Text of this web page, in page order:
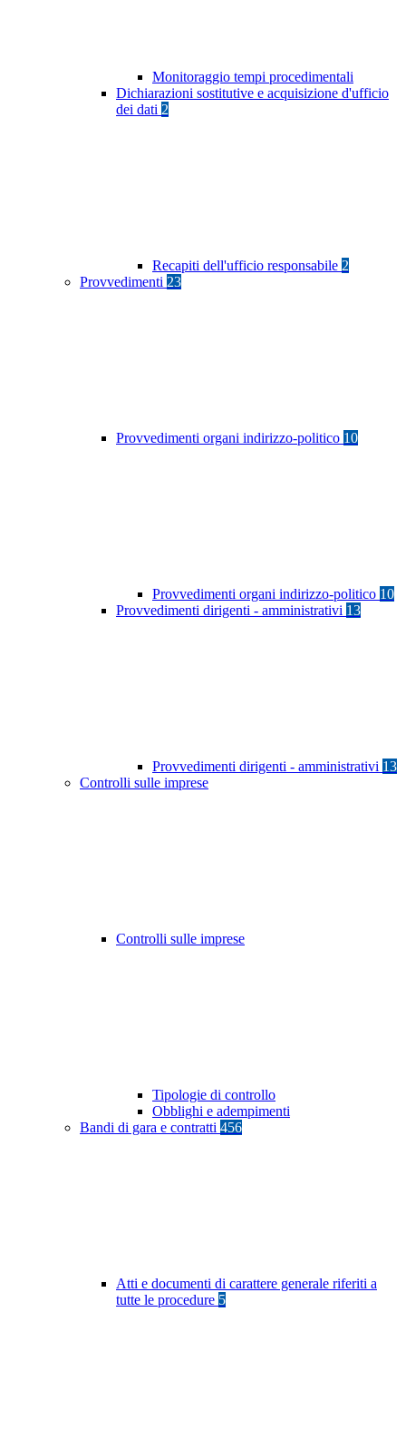
Monitoraggio tempi procedimentali
Dichiarazioni sostitutive e acquisizione d'ufficio
dei dati 2
Recapiti dell'ufficio responsabile 2
Provvedimenti 23
Provvedimenti organi indirizzo-politico 10
Provvedimenti organi indirizzo-politico 10
Provvedimenti dirigenti - amministrativi 13
Provvedimenti dirigenti - amministrativi 13
Controlli sulle imprese
Controlli sulle imprese
Tipologie di controllo
Obblighi e adempimenti
Bandi di gara e contratti 456
Atti e documenti di carattere generale riferiti a
tutte le procedure 5